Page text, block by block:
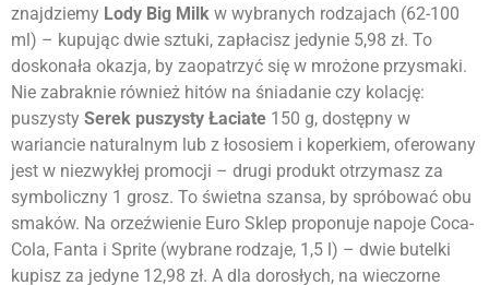
znajdziemy Lody Big Milk w wybranych rodzajach (62-100
ml) – kupując dwie sztuki, zapłacisz jedynie 5,98 zł. To
doskonała okazja, by zaopatrzyć się w mrożone przysmaki.
Nie zabraknie również hitów na śniadanie czy kolację:
puszysty Serek puszysty Łaciate 150 g, dostępny w
wariancie naturalnym lub z łososiem i koperkiem, oferowany
jest w niezwykłej promocji – drugi produkt otrzymasz za
symboliczny 1 grosz. To świetna szansa, by spróbować obu
smaków. Na orzeźwienie Euro Sklep proponuje napoje Coca-
Cola, Fanta i Sprite (wybrane rodzaje, 1,5 l) – dwie butelki
kupisz za jedyne 12,98 zł. A dla dorosłych, na wieczorne